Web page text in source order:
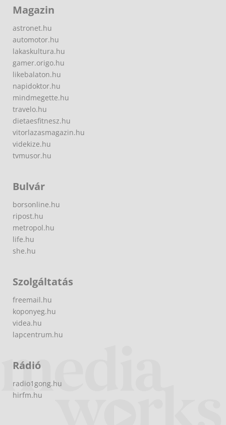
Magazin
astronet.hu
automotor.hu
lakaskultura.hu
gamer.origo.hu
likebalaton.hu
napidoktor.hu
mindmegette.hu
travelo.hu
dietaesfitnesz.hu
vitorlazasmagazin.hu
videkize.hu
tvmusor.hu
Bulvár
borsonline.hu
ripost.hu
metropol.hu
life.hu
she.hu
Szolgáltatás
freemail.hu
koponyeg.hu
videa.hu
lapcentrum.hu
Rádió
radio1gong.hu
hirfm.hu